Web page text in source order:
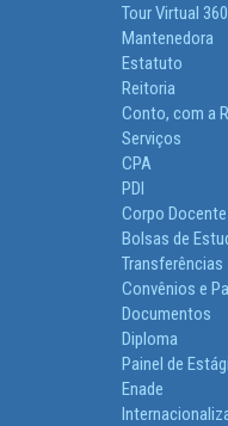
Tour Virtual 360
Mantenedora
Estatuto
Reitoria
Conto, com a
Serviços
CPA
PDI
Corpo Docente
Bolsas de
Transferências
Convênios e
Documentos
Diploma
Painel de
Enade